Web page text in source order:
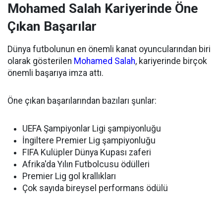
Mohamed Salah Kariyerinde Öne
Çıkan Başarılar
Dünya futbolunun en önemli kanat oyuncularından biri
olarak gösterilen Mohamed Salah, kariyerinde birçok
önemli başarıya imza attı.
Öne çıkan başarılarından bazıları şunlar:
UEFA Şampiyonlar Ligi şampiyonluğu
İngiltere Premier Lig şampiyonluğu
FIFA Kulüpler Dünya Kupası zaferi
Afrika'da Yılın Futbolcusu ödülleri
Premier Lig gol krallıkları
Çok sayıda bireysel performans ödülü